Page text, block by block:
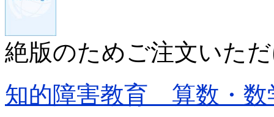
絶版のためご注文いた
知的障害教育 算数・数